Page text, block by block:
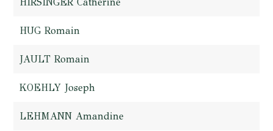
HUG Romain
JAULT Romain
KOEHLY Joseph
LEHMANN Amandine